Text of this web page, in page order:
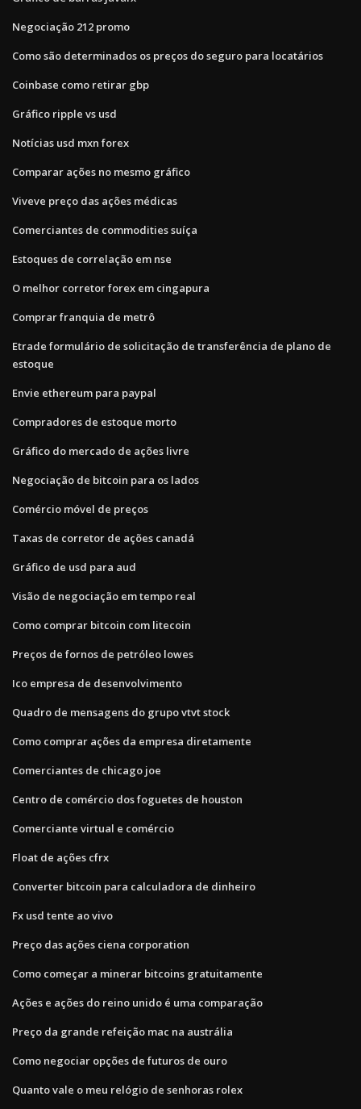
Negociação 212 promo
Como são determinados os preços do seguro para locatários
Coinbase como retirar gbp
Gráfico ripple vs usd
Notícias usd mxn forex
Comparar ações no mesmo gráfico
Viveve preço das ações médicas
Comerciantes de commodities suíça
Estoques de correlação em nse
O melhor corretor forex em cingapura
Comprar franquia de metrô
Etrade formulário de solicitação de transferência de plano de
estoque
Envie ethereum para paypal
Compradores de estoque morto
Gráfico do mercado de ações livre
Negociação de bitcoin para os lados
Comércio móvel de preços
Taxas de corretor de ações canadá
Gráfico de usd para aud
Visão de negociação em tempo real
Como comprar bitcoin com litecoin
Preços de fornos de petróleo lowes
Ico empresa de desenvolvimento
Quadro de mensagens do grupo vtvt stock
Como comprar ações da empresa diretamente
Comerciantes de chicago joe
Centro de comércio dos foguetes de houston
Comerciante virtual e comércio
Float de ações cfrx
Converter bitcoin para calculadora de dinheiro
Fx usd tente ao vivo
Preço das ações ciena corporation
Como começar a minerar bitcoins gratuitamente
Ações e ações do reino unido é uma comparação
Preço da grande refeição mac na austrália
Como negociar opções de futuros de ouro
Quanto vale o meu relógio de senhoras rolex